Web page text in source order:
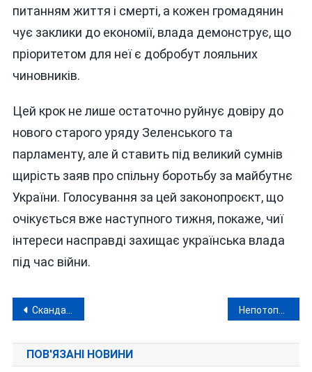
питанням життя і смерті, а кожен громадянин
чує заклики до економії, влада демонструє, що
пріоритетом для неї є добробут лояльних
чиновників.
Цей крок не лише остаточно руйнує довіру до
нового старого уряду Зеленського та
парламенту, але й ставить під великий сумнів
щирість заяв про спільну боротьбу за майбутнє
України. Голосування за цей законопроєкт, що
очікується вже наступного тижня, покаже, чиї
інтереси насправді захищає українська влада
під час війни.
Навігація
записів
Скандал навколо матюків у піснях не завадив «Курган & Agregat» зібрати у Вінниці гроші для армії
ПОВ'ЯЗАНІ НОВИНИ